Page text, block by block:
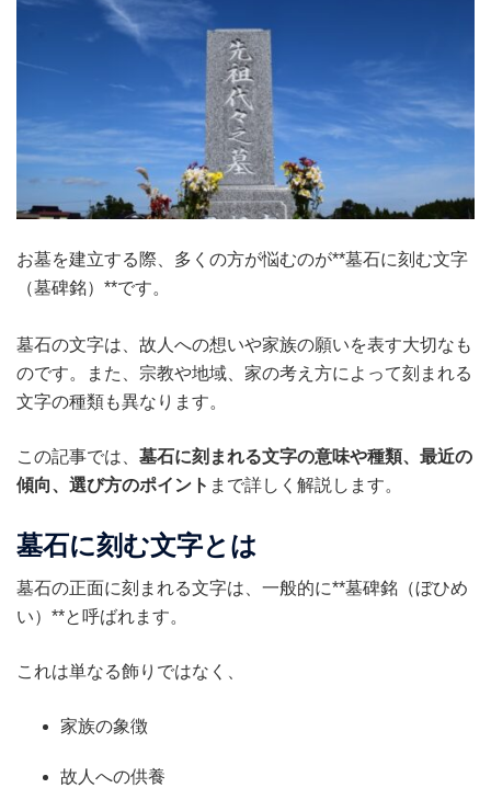
お墓を建立する際、多くの方が悩むのが**墓石に刻む文字
（墓碑銘）**です。
墓石の文字は、故人への想いや家族の願いを表す大切なも
のです。また、宗教や地域、家の考え方によって刻まれる
文字の種類も異なります。
この記事では、 墓石に刻まれる文字の意味や種類、最近の
傾向、選び方のポイント まで詳しく解説します。
墓石に刻む文字とは
墓石の正面に刻まれる文字は、一般的に**墓碑銘（ぼひめ
い）**と呼ばれます。
これは単なる飾りではなく、
家族の象徴
故人への供養